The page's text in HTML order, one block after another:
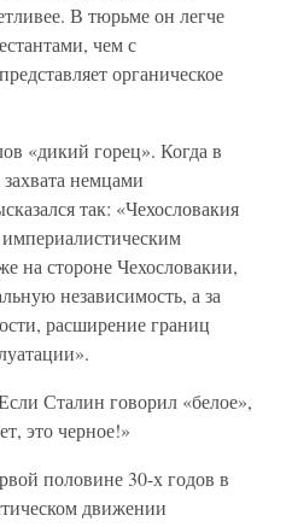
В тюрьме он легче
чем с
органическое
«дикий горец». Когда в
немцами
так: «Чехословакия
на стороне Чехословакии,
независимость, а за
расширение границ
Сталин говорил «белое»,
это черное!»
половине 30-х годов в
движении